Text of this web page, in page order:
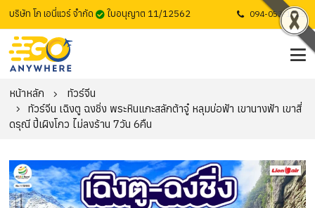
บริษัท โก เอนี่แวร์ จำกัด ใบอนุญาต 11/12562 094-053-1725
หน้าหลัก
ทัวร์จีน
ทัวร์จีน เฉิงตู ฉงชิ่ง พระหินแกะสลักต้าจู๋ หลุมบ่อฟ้า เขานางฟ้า เขาสี่
ดรุณี ปี้เผิงโกว ไม่ลงร้าน 7วัน 6คืน